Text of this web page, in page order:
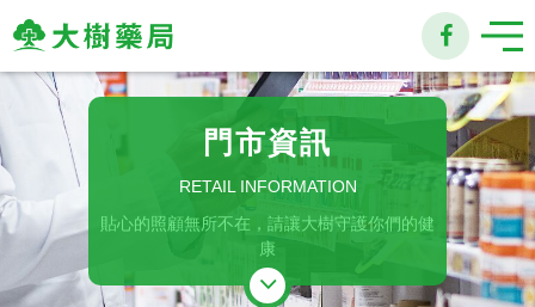
大
樹
連
鎖
門市資訊
RETAIL INFORMATION
貼心的照顧無所不在，請讓大樹守護你們的健
康